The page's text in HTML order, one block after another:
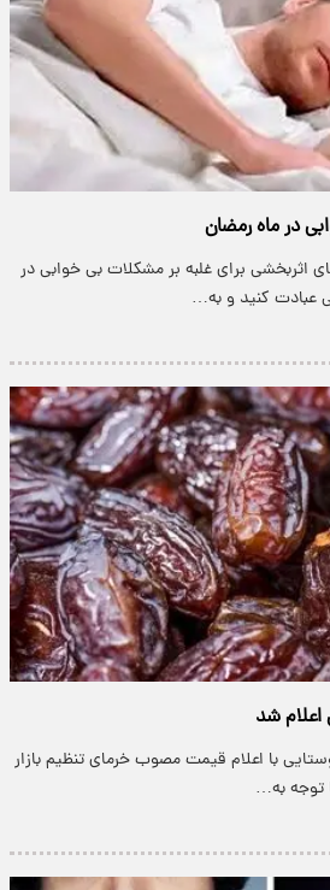
اثربخشی برای غلبه بر مشکلات بی خوابی در
عبادت کنید و به‌…
شد
با اعلام قیمت مصوب خرمای تنظیم بازار
توجه به…